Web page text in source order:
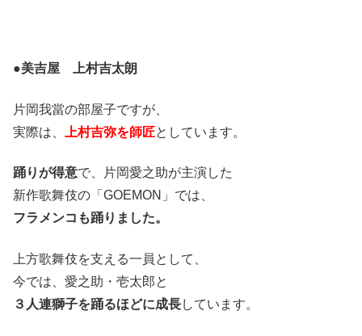
●美吉屋 上村吉太朗
片岡我當の部屋子ですが、
実際は、
上村吉弥を師匠としています。
踊りが得意で、片岡愛之助が主演した
新作歌舞伎の「GOEMON」では、
フラメンコも踊りました。
上方歌舞伎を支える一員として、
今では、愛之助・壱太郎と
３人連獅子を踊るほどに成長しています。